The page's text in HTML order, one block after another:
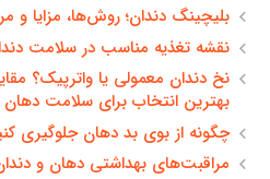
بلیچینگ دندان؛ روش‌ها، مزایا و
نقشه تغذیه مناسب در سلامت
نخ دندان معمولی یا واترپیک؟
بهترین انتخاب برای سلامت دهان
چگونه از بوی بد دهان جلوگیری
مراقبت‌های بهداشتی دهان و